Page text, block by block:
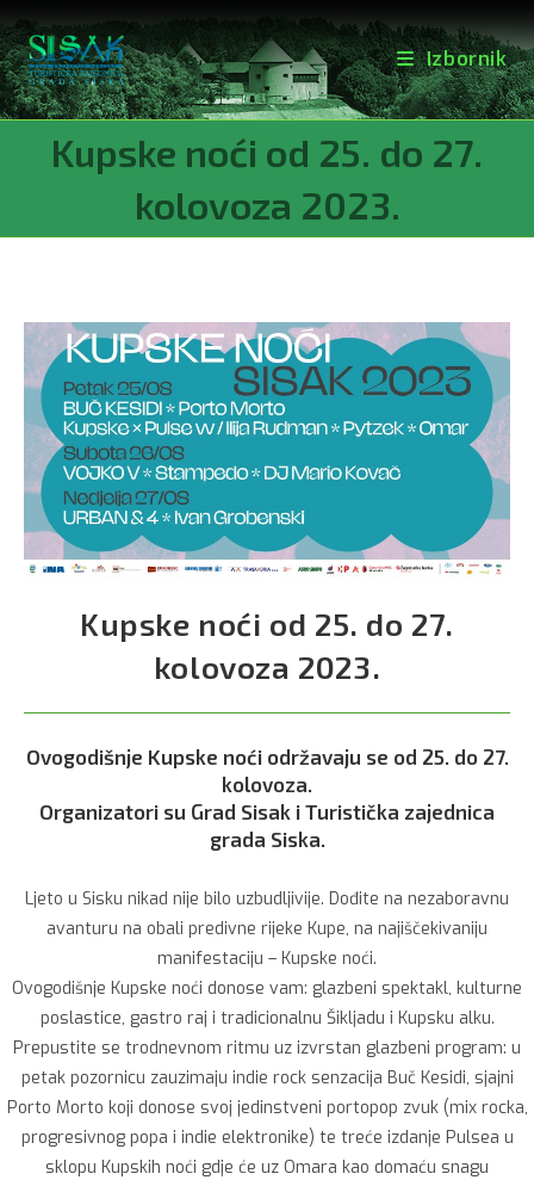
Izbornik
Kupske noći od 25. do 27.
kolovoza 2023.
Kupske noći od 25. do 27.
kolovoza 2023.
Ovogodišnje Kupske noći održavaju se od 25. do 27.
kolovoza.
Organizatori su Grad Sisak i Turistička zajednica
grada Siska.
Ljeto u Sisku nikad nije bilo uzbudljivije. Dođite na nezaboravnu
avanturu na obali predivne rijeke Kupe, na najiščekivaniju
manifestaciju – Kupske noći.
Ovogodišnje Kupske noći donose vam: glazbeni spektakl, kulturne
poslastice, gastro raj i tradicionalnu Šikljadu i Kupsku alku.
Prepustite se trodnevnom ritmu uz izvrstan glazbeni program: u
petak pozornicu zauzimaju indie rock senzacija Buč Kesidi, sjajni
Porto Morto koji donose svoj jedinstveni portopop zvuk (mix rocka,
progresivnog popa i indie elektronike) te treće izdanje Pulsea u
sklopu Kupskih noći gdje će uz Omara kao domaću snagu